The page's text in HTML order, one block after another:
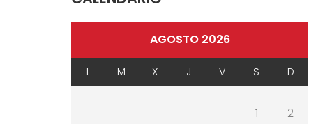
AGOSTO 2026
L M X J V S D
1
2